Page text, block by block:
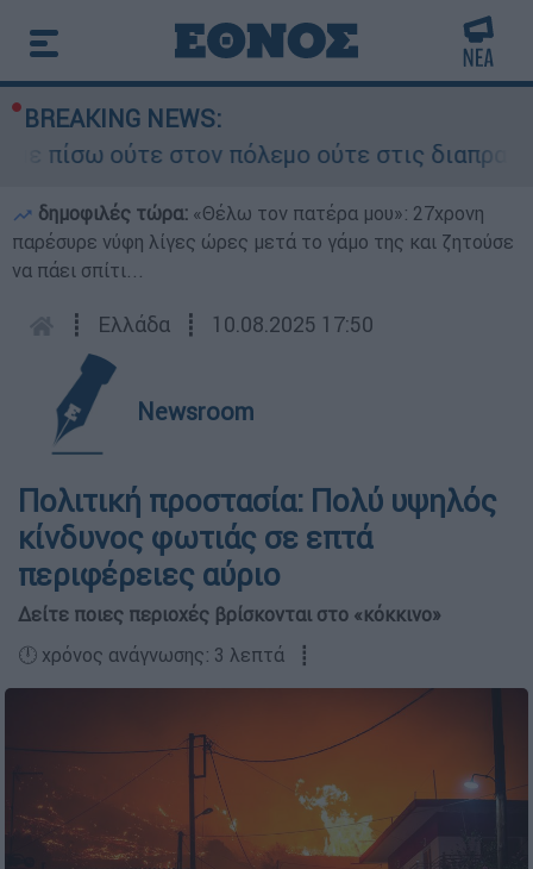
BREAKING NEWS:
ούτε στον πόλεμο ούτε στις
δημοφιλές τώρα: «Θέλω τον πατέρα μου»: 27χρονη
παρέσυρε νύφη λίγες ώρες μετά το γάμο της και ζητούσε
να πάει σπίτι...
┋ Ελλάδα ┋ 10.08.2025 17:50
Newsroom
Πολιτική προστασία: Πολύ υψηλός
κίνδυνος φωτιάς σε επτά
περιφέρειες αύριο
Δείτε ποιες περιοχές βρίσκονται στο «κόκκινο»
🕛 χρόνος ανάγνωσης: 3 λεπτά ┋